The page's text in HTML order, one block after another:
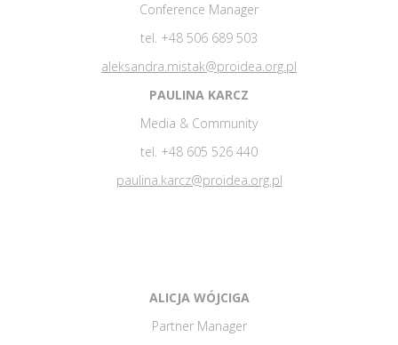
Conference Manager
tel. +48 506 689 503
aleksandra.mistak@proidea.org.pl
PAULINA KARCZ
Media & Community
tel. +48 605 526 440
paulina.karcz@proidea.org.pl
ALICJA WÓJCIGA
Partner Manager